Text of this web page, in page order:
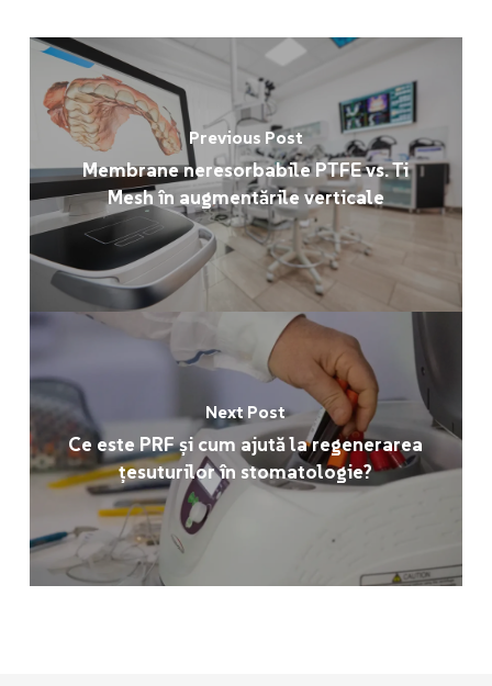
Previous Post
Membrane neresorbabile PTFE vs. Ti
Mesh în augmentările verticale
Next Post
Ce este PRF și cum ajută la regenerarea
țesuturilor în stomatologie?